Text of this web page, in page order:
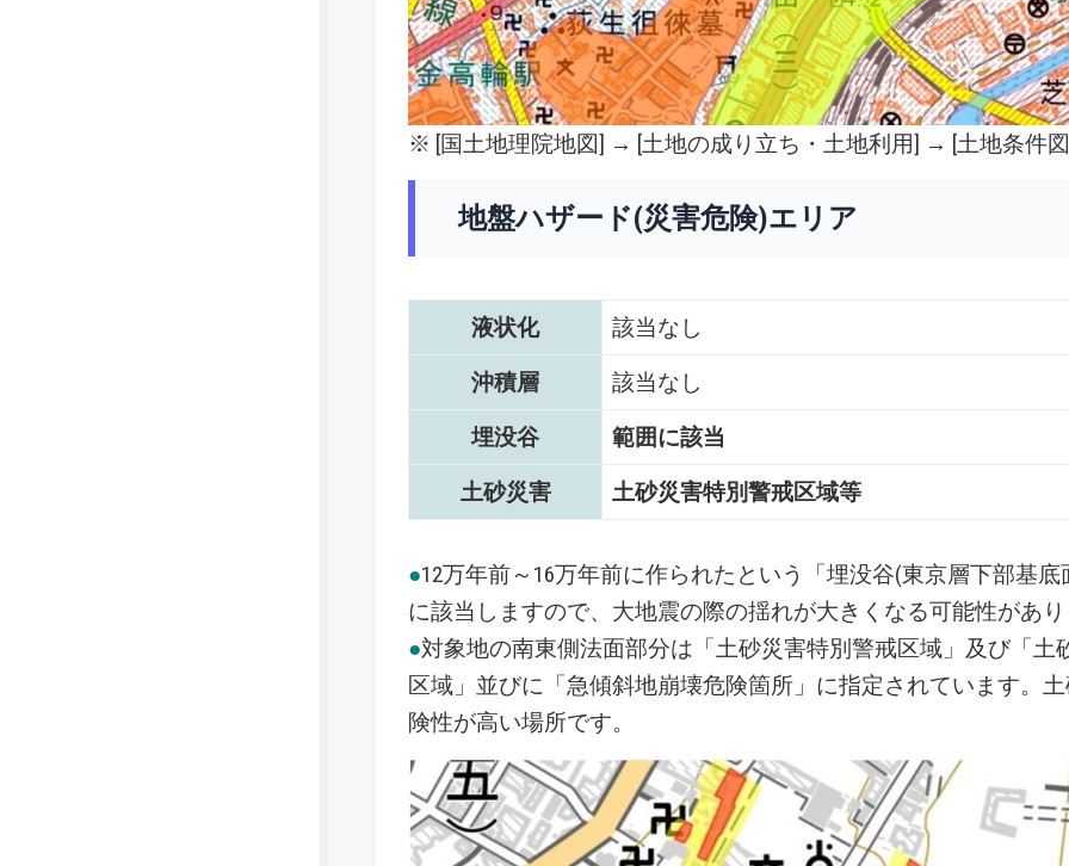
※ [国土地理院地図] → [土地の成り立ち・土地利用] → [土地条件
地盤ハザード(災害危険)エリア
液状化
該当なし
沖積層
該当なし
埋没谷
範囲に該当
土砂災害
土砂災害特別警戒区域等
●12万年前～16万年前に作られたという「埋没谷(東京層下部基
に該当しますので、大地震の際の揺れが大きくなる可能性があ
●対象地の南東側法面部分は「土砂災害特別警戒区域」及び「土
区域」並びに「急傾斜地崩壊危険箇所」に指定されています。
険性が高い場所です。